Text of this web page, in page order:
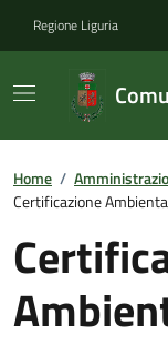
Regione Liguria
Home /
Certificazione